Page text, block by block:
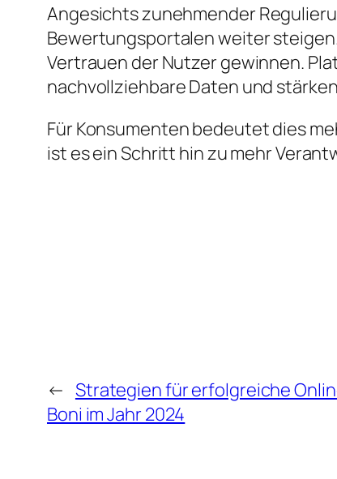
Angesichts zunehmender
Bewertungsportalen weiter
Vertrauen der Nutzer gewinnen.
nachvollziehbare Daten und
Für Konsumenten bedeutet dies
ist es ein Schritt hin zu mehr
← Strategien für erfolgreiche
Boni im Jahr 2024